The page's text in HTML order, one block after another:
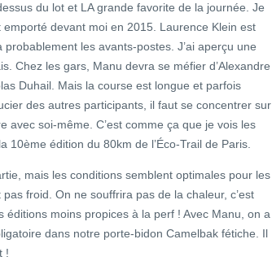
du lot et LA grande favorite de la journée. Je
emporté devant moi en 2015. Laurence Klein est
les avants-postes. J’ai aperçu une
Chez les gars, Manu devra se méfier d’Alexandre
Duhail. Mais la course est longue et parfois
des autres participants, il faut se concentrer sur
avec soi-même. C’est comme ça que je vois les
10ème édition du 80km de l’Éco-Trail de Paris.
mais les conditions semblent optimales pour les
froid. On ne souffrira pas de la chaleur, c’est
éditions moins propices à la perf ! Avec Manu, on a
dans notre porte-bidon Camelbak fétiche. Il
!